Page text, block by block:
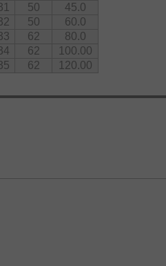
50
45.0
50
60.0
62
80.0
62
100.00
62 120.00